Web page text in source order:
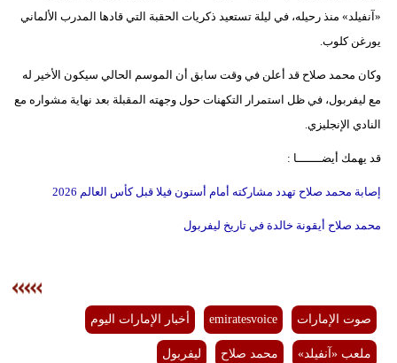
«آنفيلد» منذ رحيله، في ليلة تستعيد ذكريات الحقبة التي قادها المدرب الألماني
يورغن كلوب.
وكان محمد صلاح قد أعلن في وقت سابق أن الموسم الحالي سيكون الأخير له
مع ليفربول، في ظل استمرار التكهنات حول وجهته المقبلة بعد نهاية مشواره مع
النادي الإنجليزي.
قد يهمك أيضـــــــا :
إصابة محمد صلاح تهدد مشاركته أمام أستون فيلا قبل كأس العالم 2026
محمد صلاح أيقونة خالدة في تاريخ ليفربول
صوت الإمارات emiratesvoice أخبار الإمارات اليوم
ملعب «آنفيلد» محمد صلاح ليفربول